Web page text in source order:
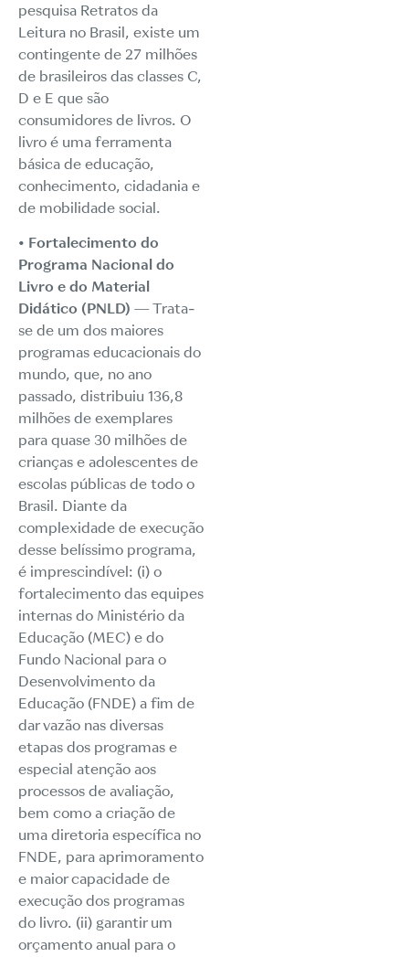
pesquisa Retratos da
Leitura no Brasil, existe um
contingente de 27 milhões
de brasileiros das classes C,
D e E que são
consumidores de livros. O
livro é uma ferramenta
básica de educação,
conhecimento, cidadania e
de mobilidade social.
• Fortalecimento do
Programa Nacional do
Livro e do Material
Didático (PNLD) — Trata-
se de um dos maiores
programas educacionais do
mundo, que, no ano
passado, distribuiu 136,8
milhões de exemplares
para quase 30 milhões de
crianças e adolescentes de
escolas públicas de todo o
Brasil. Diante da
complexidade de execução
desse belíssimo programa,
é imprescindível: (i) o
fortalecimento das equipes
internas do Ministério da
Educação (MEC) e do
Fundo Nacional para o
Desenvolvimento da
Educação (FNDE) a fim de
dar vazão nas diversas
etapas dos programas e
especial atenção aos
processos de avaliação,
bem como a criação de
uma diretoria específica no
FNDE, para aprimoramento
e maior capacidade de
execução dos programas
do livro. (ii) garantir um
orçamento anual para o